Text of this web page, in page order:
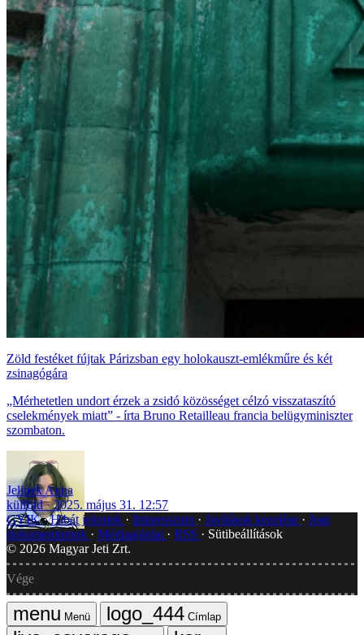
Zöld festéket fújtak Párizsban egy holokauszt-emlékműre és két
zsinagógára
„Mérhetetlen undort érzek a zsidó közösséget célzó visszataszító
cselekmények miatt” - írta Bruno Retailleau francia belügyminiszter
szombaton.
Jelinek Anna
külföld
2025. május 31. 12:57
GYIK Hibát jelentek Impresszum Javítások kezelése
Jogi
dokumentumok
Médiaajánlat RSS
Sütibeállítások
© 2026 Magyar Jeti Zrt.
Vége
Menü
Címlap